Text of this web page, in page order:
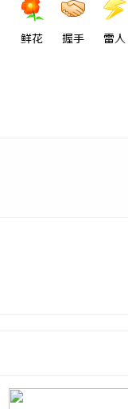
鲜花 握手 雷人